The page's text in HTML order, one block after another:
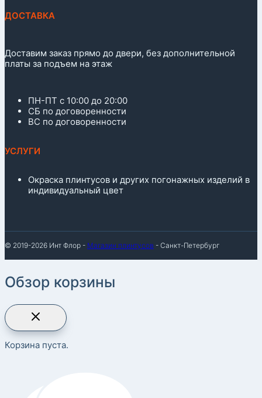
ДОСТАВКА
Доставим заказ прямо до двери, без дополнительной
платы за подъем на этаж
ПН-ПТ с 10:00 до 20:00
СБ по договоренности
ВС по договоренности
УСЛУГИ
Окраска плинтусов и других погонажных изделий в
индивидуальный цвет
© 2019-2026 Инт Флор - Магазин плинтусов - Санкт-Петербург
Обзор корзины
Корзина пуста.